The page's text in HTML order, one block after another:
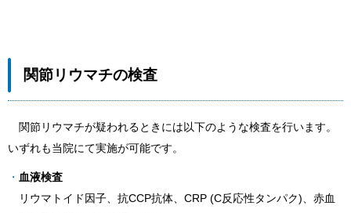
関節リウマチの検査
関節リウマチが疑われるときには以下のような検査を行います。
いずれも当院にて実施が可能です。
血液検査
リウマトイド因子、抗CCP抗体、CRP (C反応性タンパク)、赤血